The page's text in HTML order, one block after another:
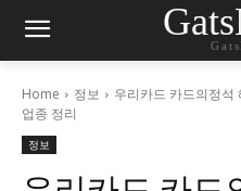
Home 정보
우리카드 카드의정석
업종 정리
정보